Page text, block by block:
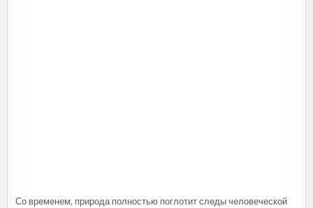
Со временем, природа полностью поглотит следы человеческой